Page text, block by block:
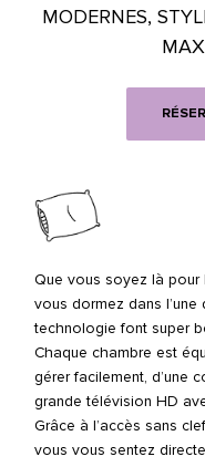
MODERNES,
Que vous soyez là pour
vous dormez dans
technologie font super
Chaque chambre est
gérer facilement, d’une
grande télévision HD
Grâce à l’accès sans
vous vous sentez